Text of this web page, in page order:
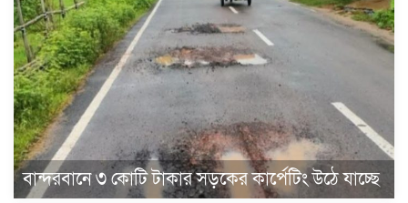
বান্দরবানে ৩ কোটি টাকার সড়কের কার্পেটিং উঠে যাচ্ছে